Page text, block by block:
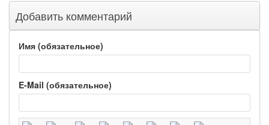
Добавить комментарий
Имя (обязательное)
E-Mail (обязательное)